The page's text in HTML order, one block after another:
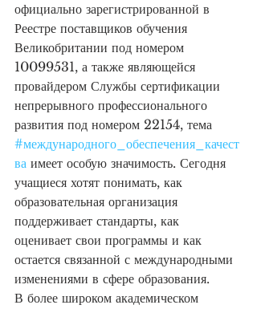
официально зарегистрированной в
Реестре поставщиков обучения
Великобритании под номером
10099531, а также являющейся
провайдером Службы сертификации
непрерывного профессионального
развития под номером 22154, тема
#международного_обеспечения_качест
ва имеет особую значимость. Сегодня
учащиеся хотят понимать, как
образовательная организация
поддерживает стандарты, как
оценивает свои программы и как
остается связанной с международными
изменениями в сфере образования.
В более широком академическом